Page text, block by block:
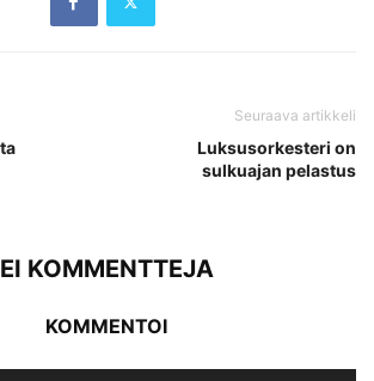
Seuraava artikkeli
Luksusorkesteri on
sulkuajan pelastus
EI KOMMENTTEJA
KOMMENTOI